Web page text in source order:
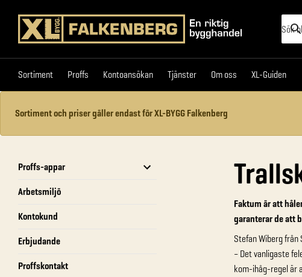
Sortiment Proffs Kontoansökan Tjänster Om oss XL-Guiden
Sortiment Proffs Kontoansökan Tjänster Om oss
Sortiment och priser gäller endast för XL-BYGG Falkenberg
Proffs-appar
Arbetsmiljö
Kontokund
Erbjudande
Proffskontakt
Faktum är att
garanterar de att
Stefan Wiberg från
– Det vanligaste
kom-ihåg-regel är